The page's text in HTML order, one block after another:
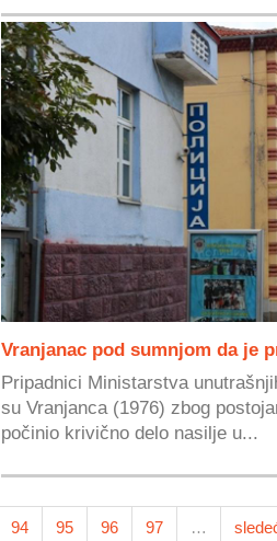
Vranjanac pod sumnjom da je
Pripadnici Ministarstva
su Vranjanca (1976) zbog
počinio krivično delo nasilje u...
94 95 96 97 …